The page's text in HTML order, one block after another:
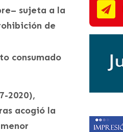
sujeta a la
de
consumado
2020),
acogió la